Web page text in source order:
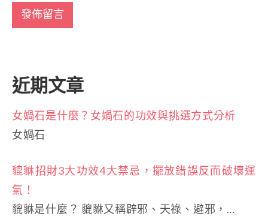
近期文章
女媧石是什麼？女媧石的功效與挑選方式分析
女媧石
貔貅招財3大功效4大禁忌，擺放錯誤反而破壞運
氣！
貔貅是什麼？ 貔貅又稱辟邪、天祿、避邪，…